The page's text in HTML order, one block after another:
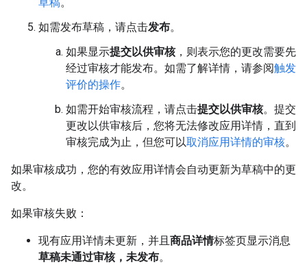
如需发布草稿，请点击发布。
如果显示提交以供审核，则表示您的更改需要先
经过审核才能发布。如需了解详情，请参阅触发
评价的操作。
如需开始审核流程，请点击提交以供审核。提交
更改以供审核后，您将无法修改应用详情，直到
审核完成为止，但您可以取消应用详情的审核。
如果审核成功，您的有效应用详情会自动更新为草稿中的更
改。
如果审核失败：
现有应用详情未更新，并且 商品详情标签页显示消息
草稿未通过审核，未发布。